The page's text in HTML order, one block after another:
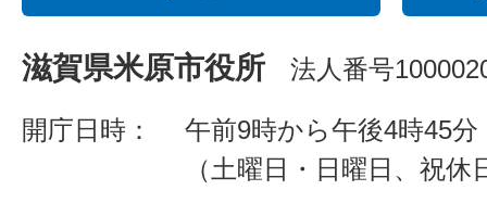
滋賀県米原市役所 法人番号
開庁日時：
午前9時から午後4時45分
（土曜日・日曜日、祝